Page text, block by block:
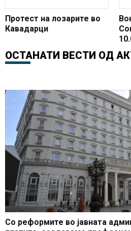
Протест на лозарите во
Кавадарци
ОСТАНАТИ ВЕСТИ ОД
Со реформите во јавната